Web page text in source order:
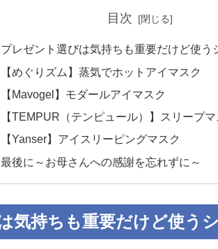
目次
プレゼント選びは気持ちも重要だけど使う
【めぐりズム】蒸気でホットアイマスク
【Mavogel】モダールアイマスク
【TEMPUR（テンピュール）】スリープマ
【Yanser】アイスリーピングマスク
最後に～お母さんへの感謝を忘れずに～
気持ちも重要だけど使う